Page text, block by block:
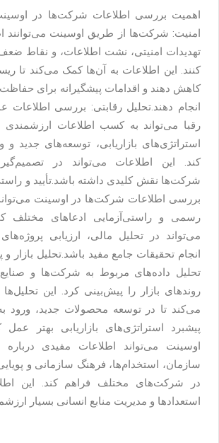
اهمیت بررسی اطلاعات شرکت‌ها در
امنیت: شرکت‌ها از طریق اوسینت می‌توانند
تهدیدات امنیتی، نشت اطلاعات، و نقاط
کنند. این اطلاعات به آن‌ها کمک می‌کند تا
کاهش دهند و اقدامات پیشگیرانه برای حفاظت
انجام دهند.تحلیل رقابتی: بررسی
رقبا می‌تواند به کسب اطلاعات ارزشمندی
استراتژی‌های بازاریابی، توسعه‌های جدید
کند. این اطلاعات می‌تواند در
شرکت‌ها نقش کلیدی داشته باشد.تأیید و
بررسی اطلاعات شرکت‌ها در اوسینت می‌تواند
رسمی و راستی‌آزمایی ادعاهای مختلف
می‌تواند در تحلیل مالی، ارزیابی
انجام تحقیقات جامع مفید باشد.تحلیل بازار و
تحلیل داده‌های مربوط به شرکت‌ها و
روندهای بازار را پیش‌بینی کرد. این
می‌کند تا در توسعه محصولات جدید، ورود
پیشبرد استراتژی‌های بازاریابی بهتر عمل
اوسینت می‌تواند اطلاعات مفیدی درباره
سازمان، استخدام‌ها، فرهنگ سازمانی و
در شرکت‌های مختلف فراهم کند. این
استعدادها و مدیریت منابع انسانی بسیار